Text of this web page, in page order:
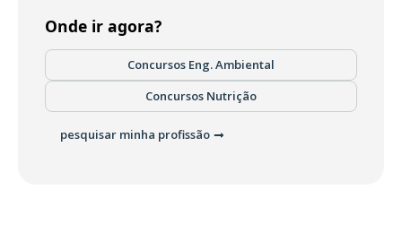
Onde ir agora?
Concursos Eng. Ambiental
Concursos Nutrição
pesquisar minha profissão